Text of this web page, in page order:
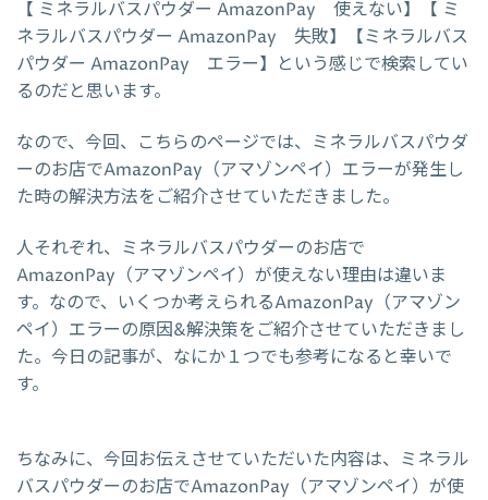
【 ミネラルバスパウダー AmazonPay 使えない】【 ミ
ネラルバスパウダー AmazonPay 失敗】【ミネラルバス
パウダー AmazonPay エラー】という感じで検索してい
るのだと思います。
なので、今回、こちらのページでは、ミネラルバスパウダ
ーのお店でAmazonPay（アマゾンペイ）エラーが発生し
た時の解決方法をご紹介させていただきました。
人それぞれ、ミネラルバスパウダーのお店で
AmazonPay（アマゾンペイ）が使えない理由は違いま
す。なので、いくつか考えられるAmazonPay（アマゾン
ペイ）エラーの原因&解決策をご紹介させていただきまし
た。今日の記事が、なにか１つでも参考になると幸いで
す。
ちなみに、今回お伝えさせていただいた内容は、ミネラル
バスパウダーのお店でAmazonPay（アマゾンペイ）が使